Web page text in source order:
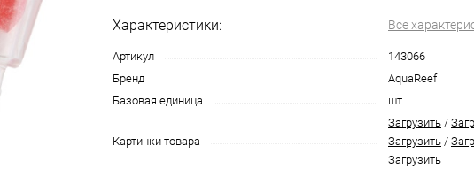
Характеристики: Все
Артикул
143066
Бренд
AquaReef
Базовая единица
шт
Картинки товара
Загрузить /
Загрузить /
Загрузить